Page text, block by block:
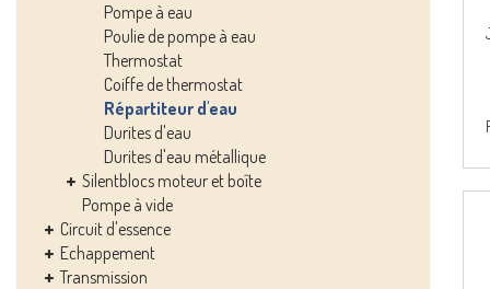
Pompe à eau
Poulie de pompe à eau
Thermostat
Coiffe de thermostat
Répartiteur d'eau
Durites d'eau
Durites d'eau métallique
Silentblocs moteur et boîte
Pompe à vide
Circuit d'essence
Echappement
Transmission